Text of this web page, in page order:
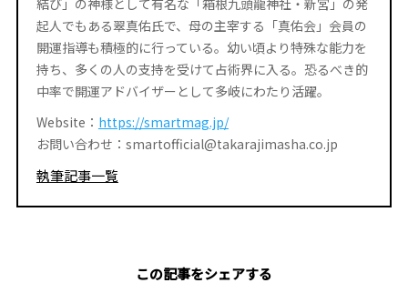
起人でもある翠真佑氏で、母の主宰する「真佑会」会員の
開運指導も積極的に行っている。幼い頃より特殊な能力を
持ち、多くの人の支持を受けて占術界に入る。恐るべき的
中率で開運アドバイザーとして多岐にわたり活躍。
Website： https://smartmag.jp/
お問い合わせ：smartofficial@takarajimasha.co.jp
執筆記事一覧
この記事をシェアする